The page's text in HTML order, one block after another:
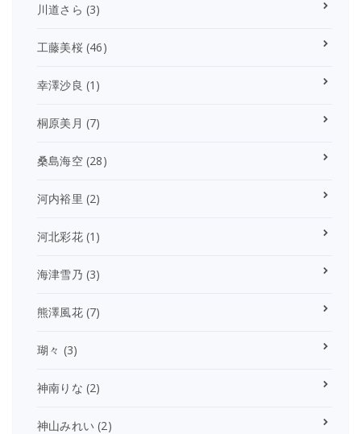
川道さら (3)
工藤美桜(46)
幸澤沙良 (1)
桐原美月 (7)
桑島海空(28)
河内裕里 (2)
河北彩花(1)
海津雪乃 (3)
熊澤風花(7)
瑚々 (3)
神南りな (2)
神山みれい (2)